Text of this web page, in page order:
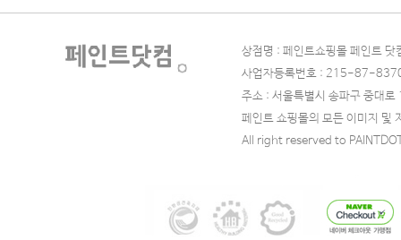
상점명 : 페인트쇼핑몰 페인트
사업자등록번호 : 215-87-
주소 : 서울특별시 송파구 중
페인트 쇼핑몰의 모든 이미지 및
All right reserved to